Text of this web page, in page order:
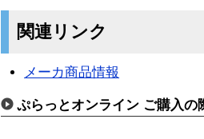
関連リンク
メーカ商品情報
ぷらっとオンライン ご購入の